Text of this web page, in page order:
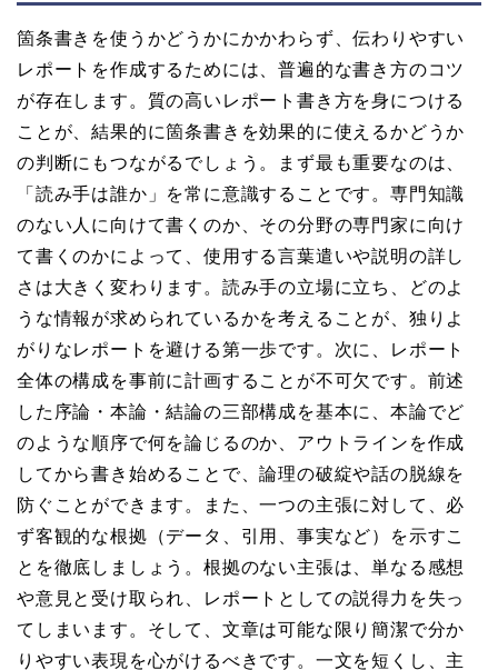
箇条書きを使うかどうかにかかわらず、伝わりやすい
レポートを作成するためには、普遍的な書き方のコツ
が存在します。質の高いレポート書き方を身につける
ことが、結果的に箇条書きを効果的に使えるかどうか
の判断にもつながるでしょう。まず最も重要なのは、
「読み手は誰か」を常に意識することです。専門知識
のない人に向けて書くのか、その分野の専門家に向け
て書くのかによって、使用する言葉遣いや説明の詳し
さは大きく変わります。読み手の立場に立ち、どのよ
うな情報が求められているかを考えることが、独りよ
がりなレポートを避ける第一歩です。次に、レポート
全体の構成を事前に計画することが不可欠です。前述
した序論・本論・結論の三部構成を基本に、本論でど
のような順序で何を論じるのか、アウトラインを作成
してから書き始めることで、論理の破綻や話の脱線を
防ぐことができます。また、一つの主張に対して、必
ず客観的な根拠（データ、引用、事実など）を示すこ
とを徹底しましょう。根拠のない主張は、単なる感想
や意見と受け取られ、レポートとしての説得力を失っ
てしまいます。そして、文章は可能な限り簡潔で分か
りやすい表現を心がけるべきです。一文を短くし、主